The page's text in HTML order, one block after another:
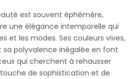
est souvent éphémère,
une élégance intemporelle qui
et les modes. Ses couleurs vives,
polyvalence inégalée en font
qui cherchent à rehausser
de sophistication et de